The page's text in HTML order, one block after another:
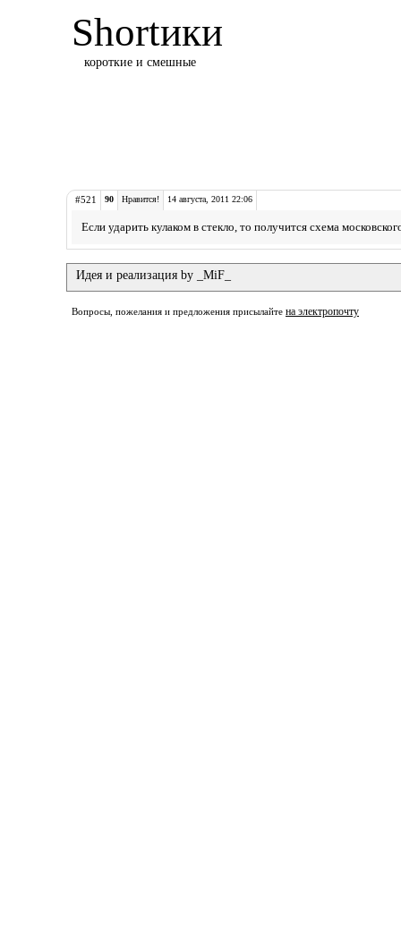
Shortики
короткие и смешные
#521 90 Нравится! 14 августа, 2011 22:06
Если ударить кулаком в стекло, то получится схема
Идея и реализация by _MiF_
Вопросы, пожелания и предложения присылайте на электропочту